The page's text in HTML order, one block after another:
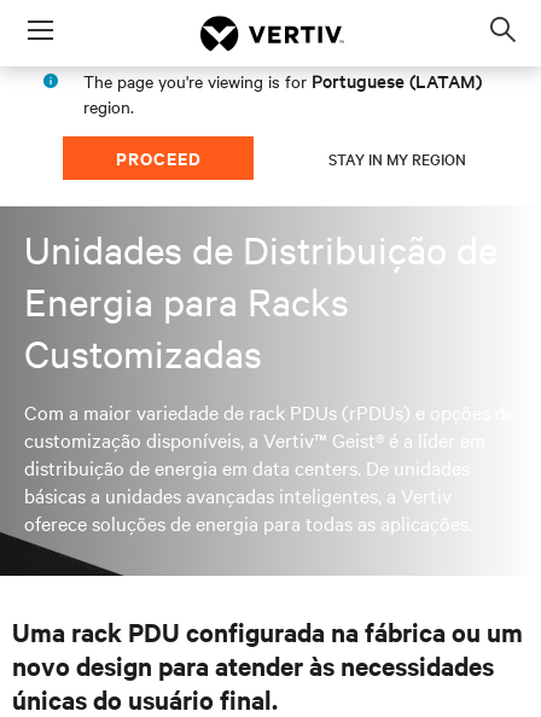
Menu
The page you're viewing is for Portuguese (LATAM)
region.
PROCEED STAY IN MY REGION
Unidades de Distribuição de
Energia para Racks
Customizadas
Com a maior variedade de rack PDUs (rPDUs) e opções de
customização disponíveis, a Vertiv™ Geist® é a líder em
distribuição de energia em data centers. De unidades
básicas a unidades avançadas inteligentes, a Vertiv
oferece soluções de energia para todas as aplicações.
Uma rack PDU configurada na fábrica ou um
novo design para atender às necessidades
únicas do usuário final.